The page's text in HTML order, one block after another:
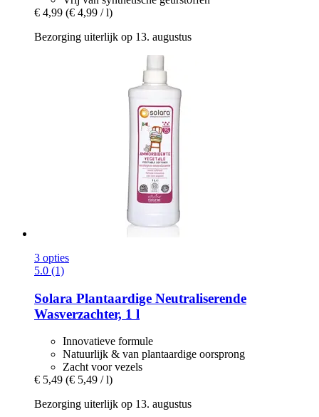
€ 4,99 (€ 4,99 / l)
Bezorging uiterlijk op 13. augustus
3 opties
5.0 (1)
Solara Plantaardige Neutraliserende
Wasverzachter, 1 l
Innovatieve formule
Natuurlijk & van plantaardige oorsprong
Zacht voor vezels
€ 5,49 (€ 5,49 / l)
Bezorging uiterlijk op 13. augustus